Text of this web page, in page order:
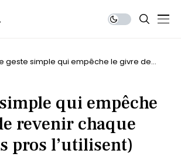
geste simple qui empêche le givre de
qui empêche
revenir chaque
pros l’utilisent)